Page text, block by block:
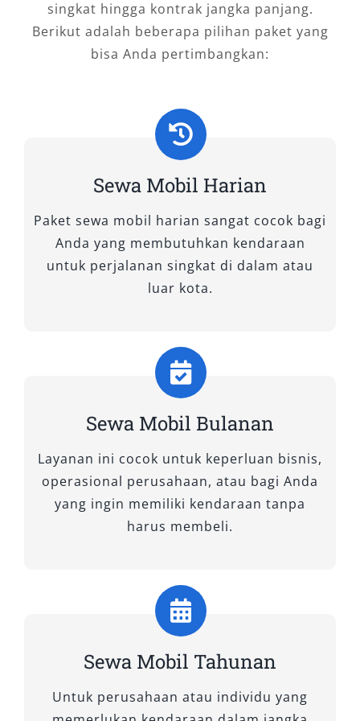
Proses pemesanan dirancang sederhana dan
Hubungi tim melalui WhatsApp atau
Konfirmasi jadwal dan ketersediaan
Lakukan pembayaran sesuai metode yang
Mobil siap digunakan sesuai waktu yang
ditentukan
Dengan alur yang praktis, Anda tidak perlu
Tips Memilih Rental Mobil
Purworejo yang Tepat
Purworejo yang Terpercaya
Pastikan Anda memilih rental mobil Purworejo
terpercaya yang memiliki reputasi baik, ulasan
profesional biasanya transparan dalam
informasi layanan, memiliki identitas usaha
2. Sesuaikan Jenis Kendaraan
dengan Kebutuhan Perjalanan
singkat hingga kontrak jangka panjang.
Berikut adalah beberapa pilihan paket yang
bisa Anda pertimbangkan:
Sewa Mobil Harian
Paket sewa mobil harian sangat cocok bagi
Anda yang membutuhkan kendaraan
untuk perjalanan singkat di dalam atau
luar kota.
Sewa Mobil Bulanan
Layanan ini cocok untuk keperluan bisnis,
operasional perusahaan, atau bagi Anda
yang ingin memiliki kendaraan tanpa
harus membeli.
Sewa Mobil Tahunan
Untuk perusahaan atau individu yang